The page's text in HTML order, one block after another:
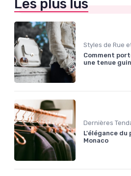
Les plus lus
Comment
une tenue
L'élégance du
Monaco